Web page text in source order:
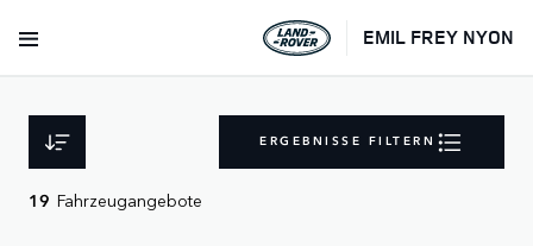
EMIL FREY NYON
ERGEBNISSE FILTERN
19 Fahrzeugangebote